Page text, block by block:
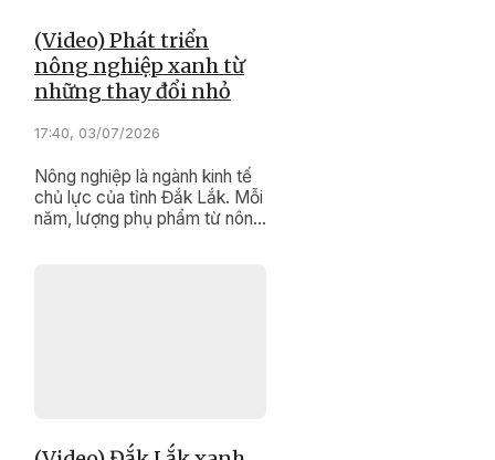
(Video) Phát triển
nông nghiệp xanh từ
những thay đổi nhỏ
17:40, 03/07/2026
Nông nghiệp là ngành kinh tế
chủ lực của tỉnh Đắk Lắk. Mỗi
năm, lượng phụ phẩm từ nông